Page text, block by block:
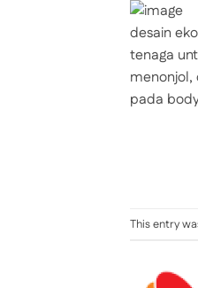
desain
tenaga
menonjol,
pada
This entry